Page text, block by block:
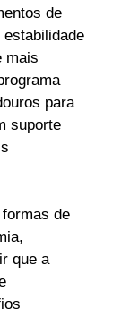
de
mais
para
suporte
de
que a